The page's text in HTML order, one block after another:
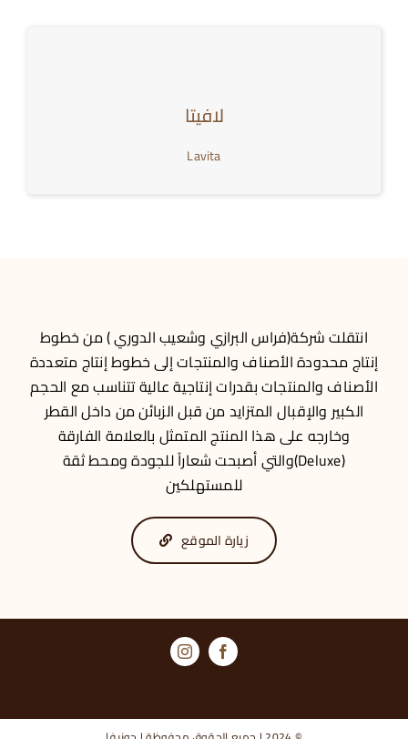
لافيتا
Lavita
انتقلت شركة(فراس البرازي وشعيب الدوري ) من خطوط
إنتاج محدودة الأصناف والمنتجات إلى خطوط إنتاج متعددة
الأصناف والمنتجات بقدرات إنتاجية عالية تتناسب مع الحجم
الكبير والإقبال المتزايد من قبل الزبائن من داخل القطر
وخارجه على هذا المنتج المتمثل بالعلامة الفارقة
(Deluxe)والتي أصبحت شعاراً للجودة ومحط ثقة
للمستهلكين
زيارة الموقع